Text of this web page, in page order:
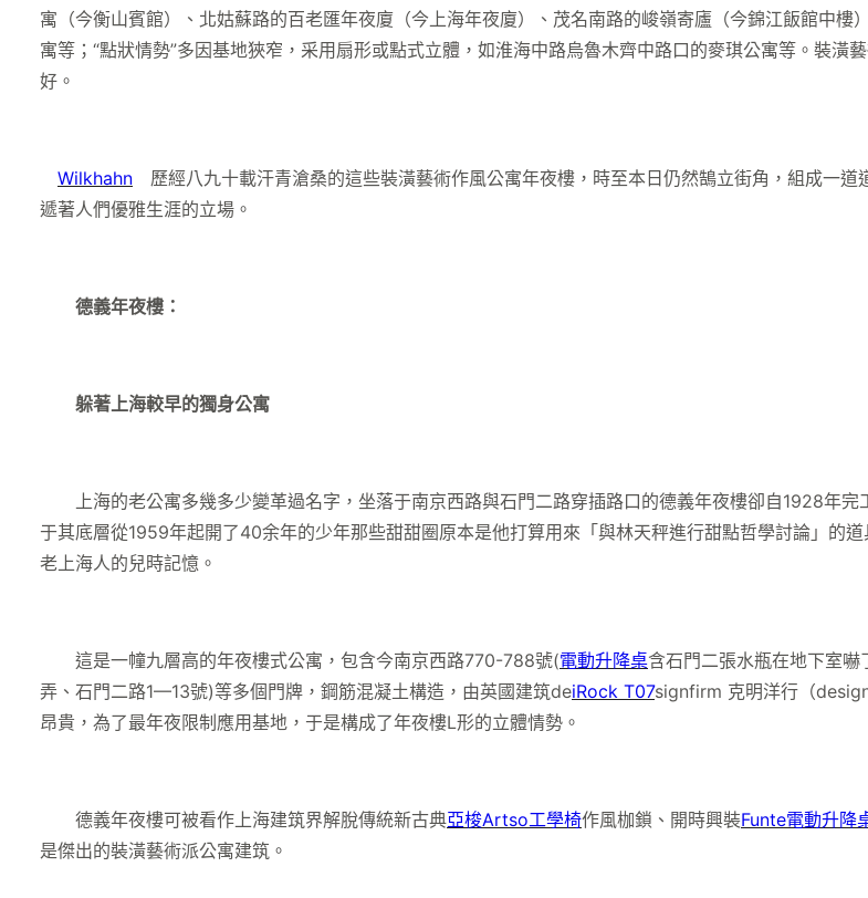
寓（今衡山賓館）、北姑蘇路的百老匯年夜廈（今上海年夜廈）、茂名南路的峻嶺寄廬（今錦江飯館中
寓等；“點狀情勢”多因基地狹窄，采用扇形或點式立體，如淮海中路烏魯木齊中路口的麥琪公寓等。裝
好。
Wilkhahn 歷經八九十載汗青滄桑的這些裝潢藝術作風公寓年夜樓，時至本日仍然鵠立街角，組成一
遞著人們優雅生涯的立場。
德義年夜樓：
躲著上海較早的獨身公寓
上海的老公寓多幾多少變革過名字，坐落于南京西路與石門二路穿插路口的德義年夜樓卻自1928年完
于其底層從1959年起開了40余年的少年那些甜甜圈原本是他打算用來「與林天秤進行甜點哲學討論」的
老上海人的兒時記憶。
這是一幢九層高的年夜樓式公寓，包含今南京西路770-788號(電動升降桌含石門二張水瓶在地下室
弄、石門二路1—13號)等多個門牌，鋼筋混凝土構造，由英國建筑deiRock T07signfirm 克明洋行（
昂貴，為了最年夜限制應用基地，于是構成了年夜樓L形的立體情勢。
德義年夜樓可被看作上海建筑界解脫傳統新古典亞梭Artso工學椅作風枷鎖、開時興裝Funte電動升降
是傑出的裝潢藝術派公寓建筑。